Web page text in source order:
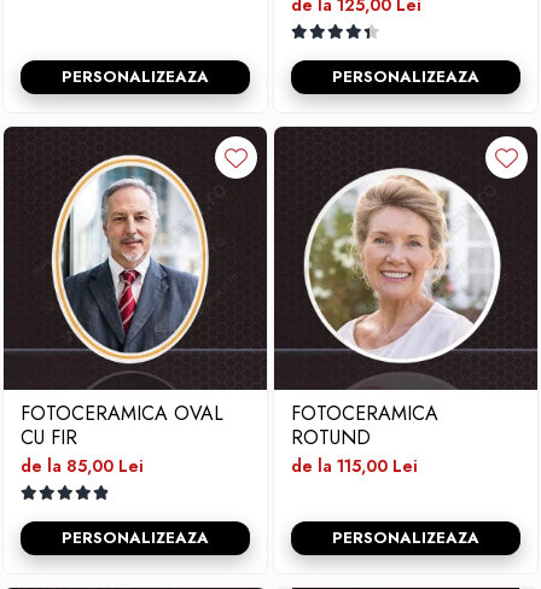
PERSONALIZEAZA PERSONALIZEAZA
FOTOCERAMICA OVAL
CU FIR
de la 85,00 Lei
PERSONALIZEAZA
FOTOCERAMICA
ROTUND
de la 115,00 Lei
PERSONALIZEAZA